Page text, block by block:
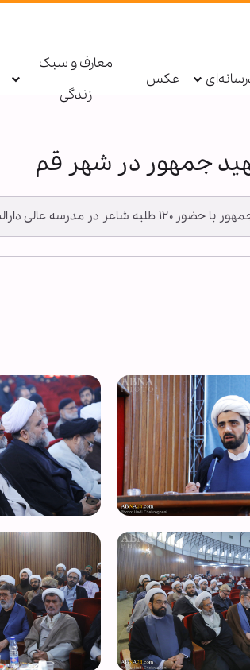
عکس
معارف و سبک
زندگی
جمهور در شهر قم
در شهر قم، برگزار شد.